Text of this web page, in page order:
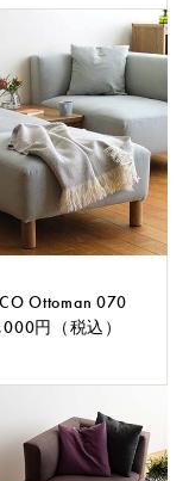
Ottoman 070
円（税込）